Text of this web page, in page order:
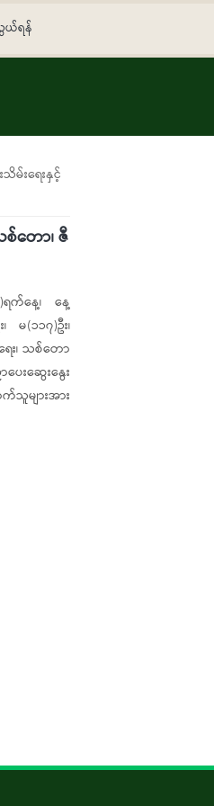
ရန်
မ်းရေးနှင့်
တော၊ ဇီ
)ရက်နေ့၊ နေ့
မ(၁၁၇)ဦး၊
း၊ သစ်တော
ေးဆွေးနွေး
များအား